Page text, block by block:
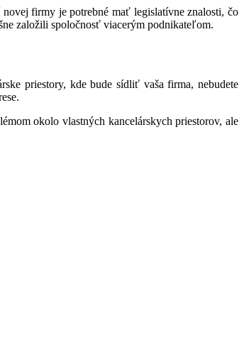
firmy je potrebné mať legislatívne znalosti, čo
založili spoločnosť viacerým podnikateľom.
priestory, kde bude sídliť vaša firma, nebudete
okolo vlastných kancelárskych priestorov, ale